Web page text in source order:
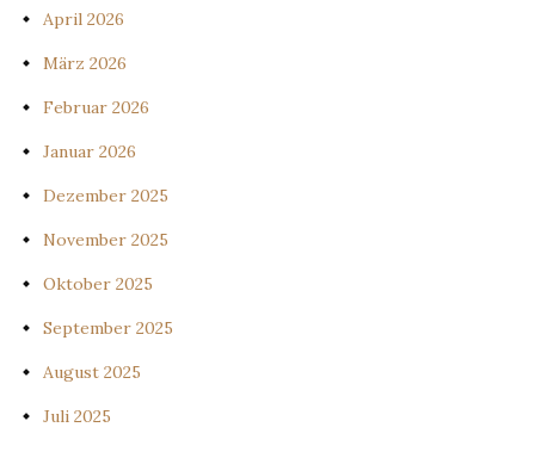
April 2026
März 2026
Februar 2026
Januar 2026
Dezember 2025
November 2025
Oktober 2025
September 2025
August 2025
Juli 2025